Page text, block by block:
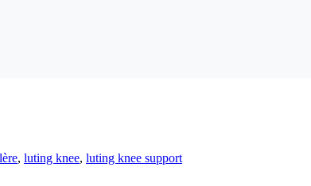
, luting knee, luting knee support